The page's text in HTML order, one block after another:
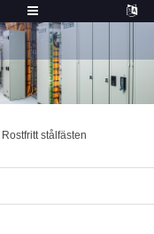
Rostfritt stålfästen